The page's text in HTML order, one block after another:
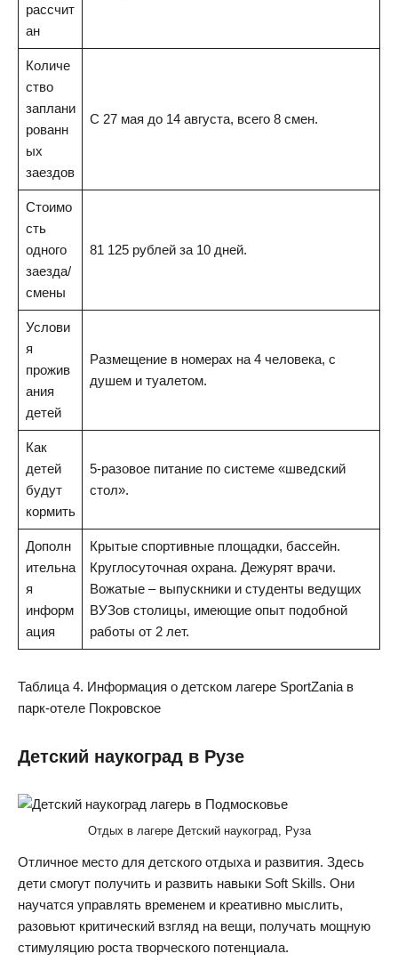
рассчит
ан
Количе
ство
заплани
рованн
ых
заездов
С 27 мая до 14 августа, всего 8 смен.
Стоимо
сть
одного
заезда/
смены
81 125 рублей за 10 дней.
Услови
я
прожив
ания
детей
Размещение в номерах на 4 человека, с
душем и туалетом.
Как
детей
будут
кормить
5-разовое питание по системе «шведский
стол».
Дополн
ительна
я
информ
ация
Крытые спортивные площадки, бассейн.
Круглосуточная охрана. Дежурят врачи.
Вожатые – выпускники и студенты ведущих
ВУЗов столицы, имеющие опыт подобной
работы от 2 лет.
Таблица 4. Информация о детском лагере SportZania в
парк-отеле Покровское
Детский наукоград в Рузе
Отдых в лагере Детский наукоград, Руза
Отличное место для детского отдыха и развития. Здесь
дети смогут получить и развить навыки Soft Skills. Они
научатся управлять временем и креативно мыслить,
разовьют критический взгляд на вещи, получать мощную
стимуляцию роста творческого потенциала.